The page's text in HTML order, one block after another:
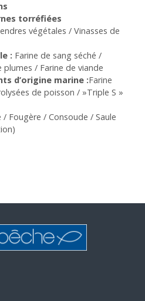
torréfiées
végétales / Vinasses de
: Farine de sang séché /
/ Farine de viande
d’origine marine :Farine
de poisson / »Triple S »
/ Fougère / Consoude / Saule